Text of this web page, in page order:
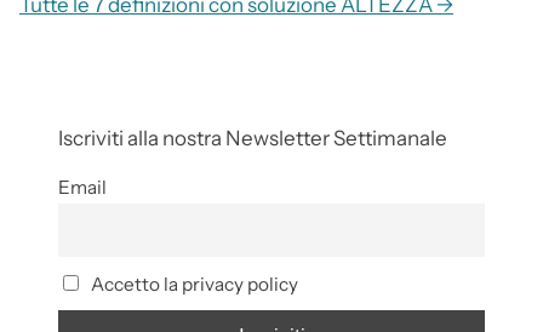
Tutte le 7 definizioni con soluzione ALTEZZA →
Iscriviti alla nostra Newsletter Settimanale
Email
Accetto la privacy policy